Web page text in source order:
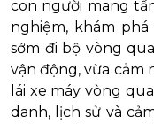
con người mang
nghiệm, khám
sớm đi bộ vòng
vận động, vừa cảm
lái xe máy vòng
danh, lịch sử và